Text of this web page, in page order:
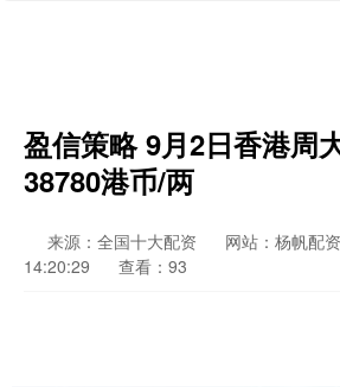
盈信策略 9月2日香港周
38780港币/两
来源：全国十大配资 网站：杨帆配资
14:20:29
查看：93